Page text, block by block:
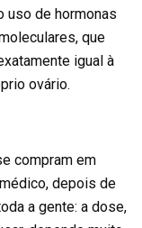
uso de hormonas
que
igual à
ovário.
compram em
depois de
a gente: a dose,